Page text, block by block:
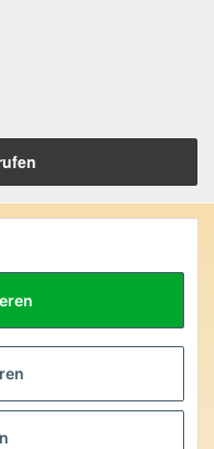
im esoterischen Bereich
zugeordnet. Wir weisen